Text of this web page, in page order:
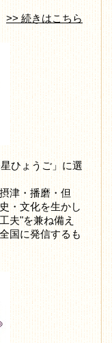
>> 続きはこちら
ひょうご」に選
津・播磨・但
・文化を生かし
夫"を兼ね備え
国に発信するも